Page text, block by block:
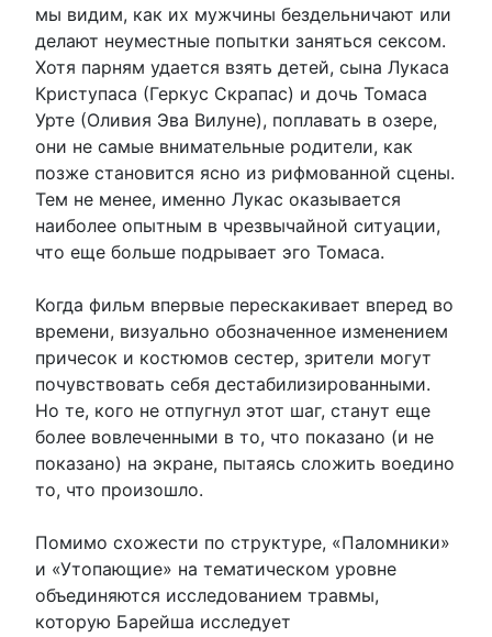
мы видим, как их мужчины бездельничают или
делают неуместные попытки заняться сексом.
Хотя парням удается взять детей, сына Лукаса
Криступаса (Геркус Скрапас) и дочь Томаса
Урте (Оливия Эва Вилуне), поплавать в озере,
они не самые внимательные родители, как
позже становится ясно из рифмованной сцены.
Тем не менее, именно Лукас оказывается
наиболее опытным в чрезвычайной ситуации,
что еще больше подрывает эго Томаса.
Когда фильм впервые перескакивает вперед во
времени, визуально обозначенное изменением
причесок и костюмов сестер, зрители могут
почувствовать себя дестабилизированными.
Но те, кого не отпугнул этот шаг, станут еще
более вовлеченными в то, что показано (и не
показано) на экране, пытаясь сложить воедино
то, что произошло.
Помимо схожести по структуре, «Паломники»
и «Утопающие» на тематическом уровне
объединяются исследованием травмы,
которую Барейша исследует